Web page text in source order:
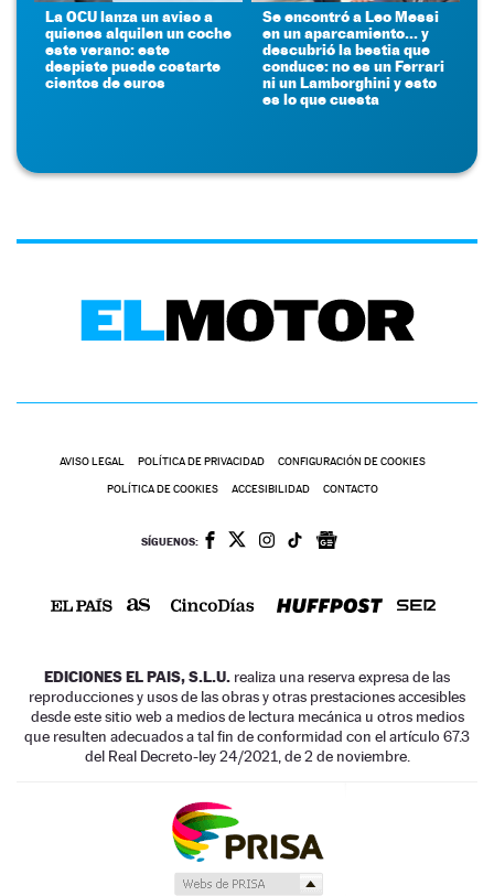
La OCU lanza un aviso a
quienes alquilen un coche
este verano: este
despiste puede costarte
cientos de euros
Se encontró a Leo Messi
en un aparcamiento... y
descubrió la bestia que
conduce: no es un Ferrari
ni un Lamborghini y esto
es lo que cuesta
AVISO LEGAL POLÍTICA DE PRIVACIDAD CONFIGURACIÓN DE COOKIES
POLÍTICA DE COOKIES ACCESIBILIDAD CONTACTO
SÍGUENOS:
EDICIONES EL PAIS, S.L.U. realiza una reserva expresa de las
reproducciones y usos de las obras y otras prestaciones accesibles
desde este sitio web a medios de lectura mecánica u otros medios
que resulten adecuados a tal fin de conformidad con el artículo 67.3
del Real Decreto-ley 24/2021, de 2 de noviembre.